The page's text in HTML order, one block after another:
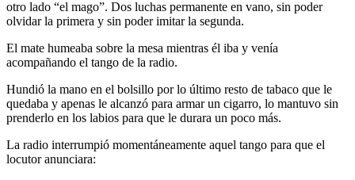
otro lado “el mago”. Dos luchas permanente en vano, sin poder
olvidar la primera y sin poder imitar la segunda.
El mate humeaba sobre la mesa mientras él iba y venía
acompañando el tango de la radio.
Hundió la mano en el bolsillo por lo último resto de tabaco que le
quedaba y apenas le alcanzó para armar un cigarro, lo mantuvo sin
prenderlo en los labios para que le durara un poco más.
La radio interrumpió momentáneamente aquel tango para que el
locutor anunciara: